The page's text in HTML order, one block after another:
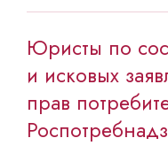
Юристы по
и исковых
прав